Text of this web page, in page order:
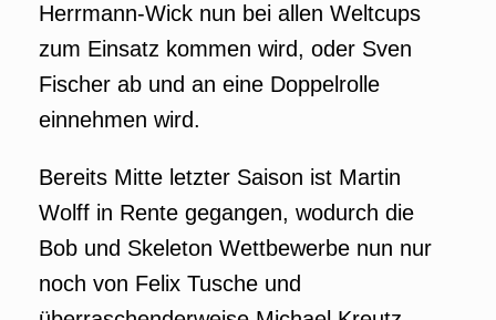
Herrmann-Wick nun bei allen Weltcups
zum Einsatz kommen wird, oder Sven
Fischer ab und an eine Doppelrolle
einnehmen wird.
Bereits Mitte letzter Saison ist Martin
Wolff in Rente gegangen, wodurch die
Bob und Skeleton Wettbewerbe nun nur
noch von Felix Tusche und